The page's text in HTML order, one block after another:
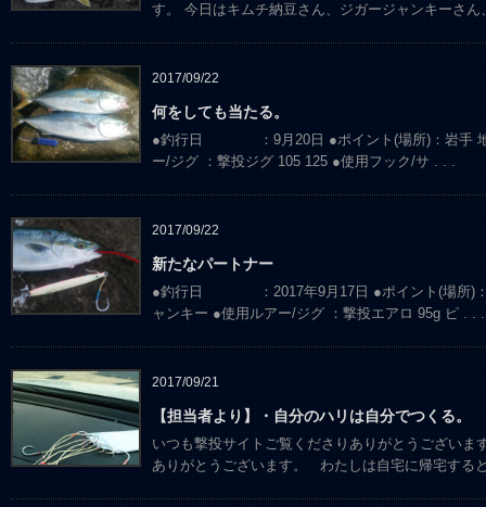
す。 今日はキムチ納豆さん、ジガージャンキーさ
2017/09/22
何をしても当たる。
●釣行日 ：9月20日 ●ポイント(場所)：岩
ー/ジグ ：撃投ジグ 105 125 ●使用フック/サ. . .
2017/09/22
新たなパートナー
●釣行日 ：2017年9月17日 ●ポイント(場
ャンキー ●使用ルアー/ジグ ：撃投エアロ 95g ピ. . .
2017/09/21
【担当者より】・自分のハリは自分でつくる。
いつも撃投サイトご覧くださりありがとうござい
ありがとうございます。 わたしは自宅に帰宅する